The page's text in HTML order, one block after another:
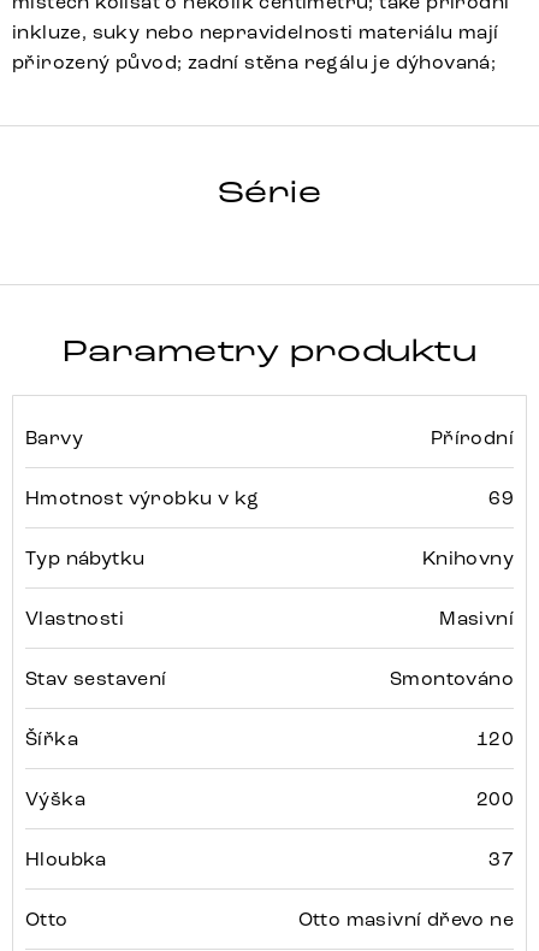
inkluze, suky nebo nepravidelnosti materiálu mají
přirozený původ; zadní stěna regálu je dýhovaná;
Série
LIVE EDGE
Parametry produktu
Barvy Přírodní
Hmotnost výrobku v kg 69
Typ nábytku Knihovny
Vlastnosti Masivní
Stav sestavení Smontováno
Šířka 120
Výška 200
Hloubka 37
Otto Otto masivní dřevo ne